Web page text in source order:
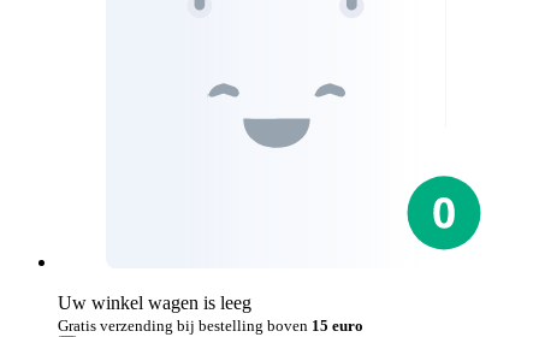
Uw winkel wagen is leeg
Gratis verzending bij bestelling boven 15 euro